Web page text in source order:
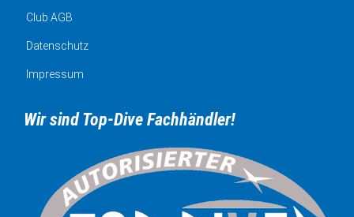
Club AGB
Datenschutz
Impressum
Wir sind Top-Dive Fachhändler!